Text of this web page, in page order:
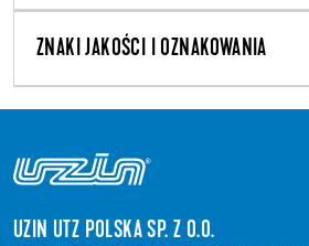
ZNAKI JAKOŚCI I OZNAKOWANIA
UZIN UTZ POLSKA SP. Z O.O.